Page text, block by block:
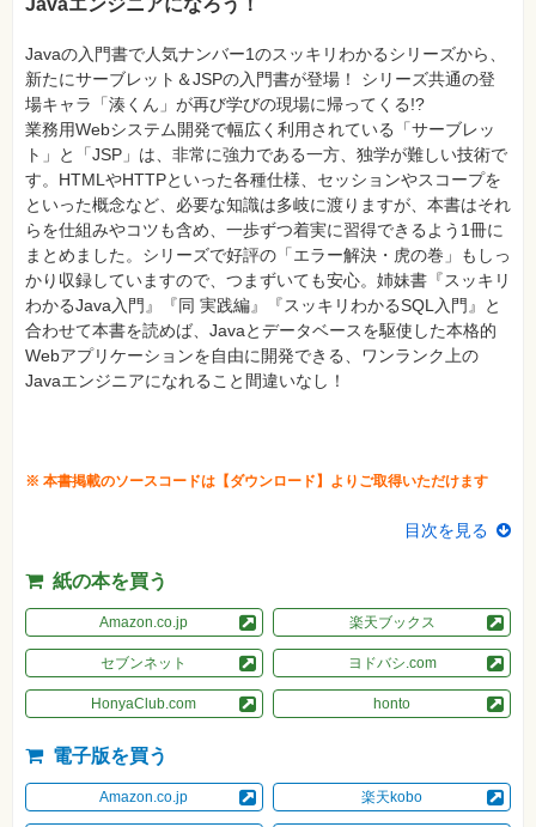
ロ
グ
ラ
ミ
ン
グ
ネ
ッ
ト
ワ
ー
ク・
テ
ク
ノ
ロ
ジ
ー
集
コ
ン・
ホ
ビ
ー
Club
ロ
グ
イ
Javaの入門書で人気ナンバー1のスッキリわかるシリーズから、
新たにサーブレット＆JSPの入門書が登場！ シリーズ共通の登
場キャラ「湊くん」が再び学びの現場に帰ってくる!?
業務用Webシステム開発で幅広く利用されている「サーブレッ
ト」と「JSP」は、非常に強力である一方、独学が難しい技術で
す。HTMLやHTTPといった各種仕様、セッションやスコープを
といった概念など、必要な知識は多岐に渡りますが、本書はそれ
らを仕組みやコツも含め、一歩ずつ着実に習得できるよう1冊に
まとめました。シリーズで好評の「エラー解決・虎の巻」もしっ
かり収録していますので、つまずいても安心。姉妹書『スッキリ
わかるJava入門』『同 実践編』『スッキリわかるSQL入門』と
合わせて本書を読めば、Javaとデータベースを駆使した本格的
Webアプリケーションを自由に開発できる、ワンランク上の
Javaエンジニアになれること間違いなし！
※ 本書掲載のソースコードは【ダウンロード】よりご取得いただけます
目次を見る
紙の本を買う
Amazon.co.jp 楽天ブックス
セブンネット ヨドバシ.com
HonyaClub.com honto
電子版を買う
Amazon.co.jp 楽天kobo